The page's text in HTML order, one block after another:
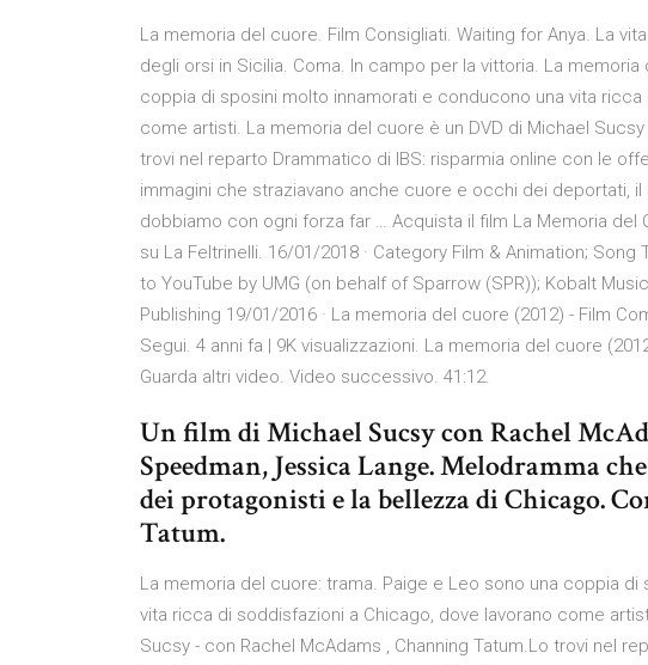
La memoria del cuore. Film Consigliati. Waiting for Anya. La
degli orsi in Sicilia. Coma. In campo per la vittoria. La
coppia di sposini molto innamorati e conducono una vita
come artisti. La memoria del cuore è un DVD di Michael
trovi nel reparto Drammatico di IBS: risparmia online con le
immagini che straziavano anche cuore e occhi dei deportati,
dobbiamo con ogni forza far … Acquista il film La Memoria del
su La Feltrinelli. 16/01/2018 · Category Film & Animation;
to YouTube by UMG (on behalf of Sparrow (SPR)); Kobalt
Publishing 19/01/2016 · La memoria del cuore (2012) - Film
Segui. 4 anni fa | 9K visualizzazioni. La memoria del cuore
Guarda altri video. Video successivo. 41:12.
Un film di Michael Sucsy con Rachel
Speedman, Jessica Lange. Melodramma
dei protagonisti e la bellezza di Chicago.
Tatum.
La memoria del cuore: trama. Paige e Leo sono una coppia
vita ricca di soddisfazioni a Chicago, dove lavorano come
Sucsy - con Rachel McAdams , Channing Tatum.Lo trovi nel